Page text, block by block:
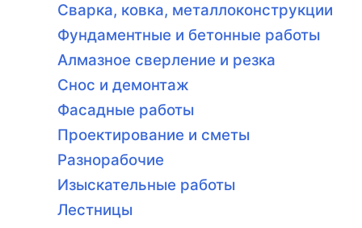
Сварка, ковка, металлоконструкции
Фундаментные и бетонные работы
Алмазное сверление и резка
Снос и демонтаж
Фасадные работы
Проектирование и сметы
Разнорабочие
Изыскательные работы
Лестницы